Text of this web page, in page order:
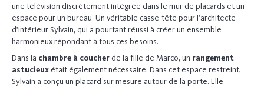
une télévision discrètement intégrée dans le mur de placards et un
espace pour un bureau. Un véritable casse-tête pour l’architecte
d’intérieur Sylvain, qui a pourtant réussi à créer un ensemble
harmonieux répondant à tous ces besoins.
Dans la chambre à coucher de la fille de Marco, un rangement
astucieux était également nécessaire. Dans cet espace restreint,
Sylvain a conçu un placard sur mesure autour de la porte. Elle